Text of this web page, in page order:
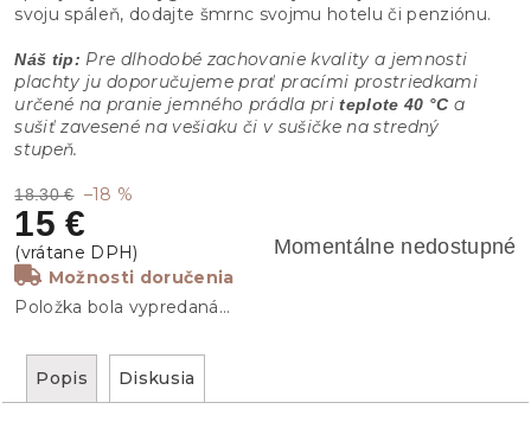
18.30 € –18 %
15 €
Momentálne nedostupné
Možnosti doručenia
Položka bola vypredaná…
svoju spáleň, dodajte šmrnc svojmu hotelu či penziónu.
Náš tip: Pre dlhodobé zachovanie kvality a jemnosti
plachty ju doporučujeme prať pracími prostriedkami
určené na pranie jemného prádla priteplote 40 °C a
sušiť zavesené na vešiaku či v sušičke na stredný
stupeň.
Popis Diskusia